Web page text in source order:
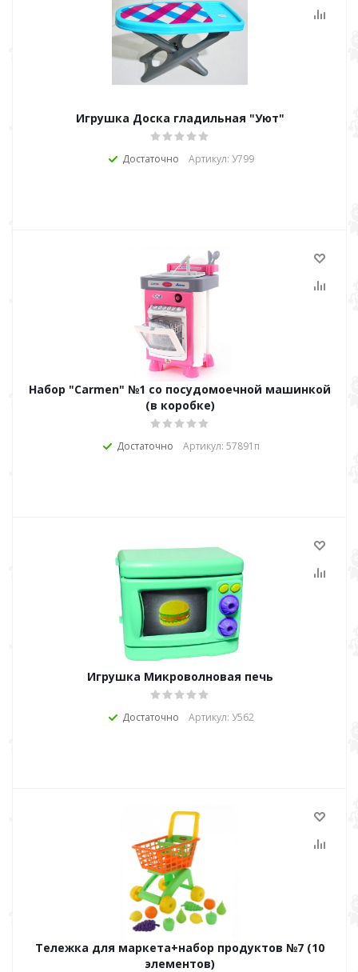
Игрушка Доска гладильная "Уют"
Достаточно Артикул: У799
Набор "Carmen" №1 со посудомоечной машинкой
(в коробке)
Достаточно Артикул: 57891п
Игрушка Микроволновая печь
Достаточно Артикул: У562
Тележка для маркета+набор продуктов №7 (10
элементов)